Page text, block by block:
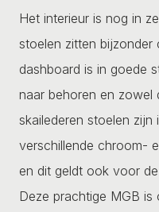
Het interieur is nog in
stoelen zitten
dashboard is in goede
naar behoren en zowel
skailederen stoelen
verschillende chroom-
en dit geldt ook voor
Deze prachtige MGB